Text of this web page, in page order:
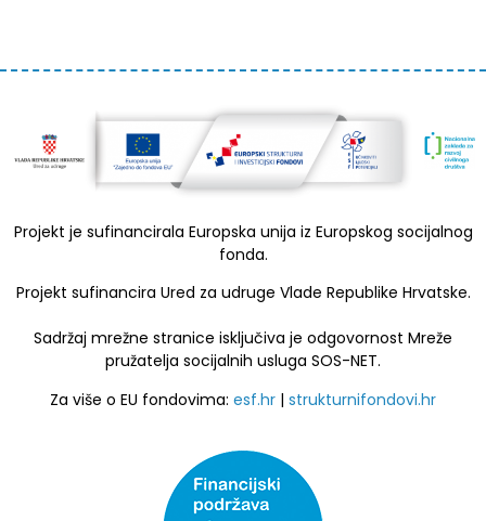
Projekt je sufinancirala Europska unija iz Europskog socijalnog
fonda.
Projekt sufinancira Ured za udruge Vlade Republike Hrvatske.
Sadržaj mrežne stranice isključiva je odgovornost Mreže
pružatelja socijalnih usluga SOS-NET.
Za više o EU fondovima: esf.hr | strukturnifondovi.hr